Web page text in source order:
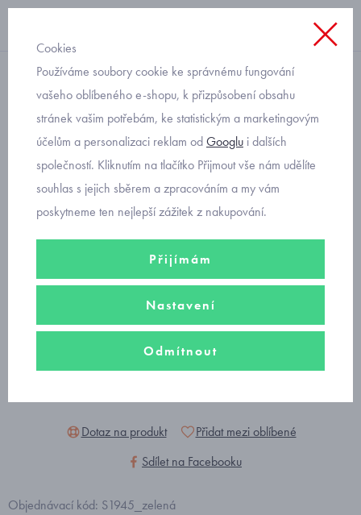
pláštěnky
Viola dětská zelená
pláštěnka
Dotaz na produkt
Přidat mezi oblíbené
Sdílet na Facebooku
Objednávací kód: S1945_zelená
Cookies
Používáme soubory cookie ke správnému fungování
vašeho oblíbeného e-shopu, k přizpůsobení obsahu
stránek vašim potřebám, ke statistickým a marketingovým
účelům a personalizaci reklam odGooglu i dalších
společností. Kliknutím na tlačítko Přijmout vše nám udělíte
souhlas s jejich sběrem a zpracováním a my vám
poskytneme ten nejlepší zážitek z nakupování.
Přijímám
Nastavení
Odmítnout